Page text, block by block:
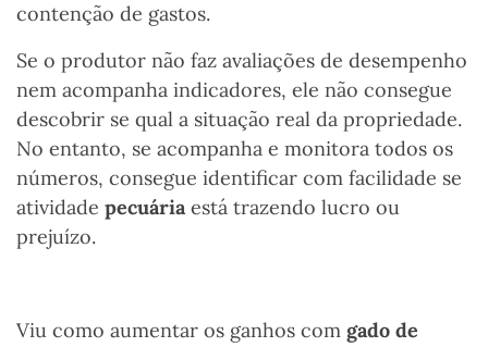
contenção de gastos.
Se o produtor não faz avaliações de desempenho
nem acompanha indicadores, ele não consegue
descobrir se qual a situação real da propriedade.
No entanto, se acompanha e monitora todos os
números, consegue identificar com facilidade se
atividade pecuáriaestá trazendo lucro ou
prejuízo.
Viu como aumentar os ganhos com gado de